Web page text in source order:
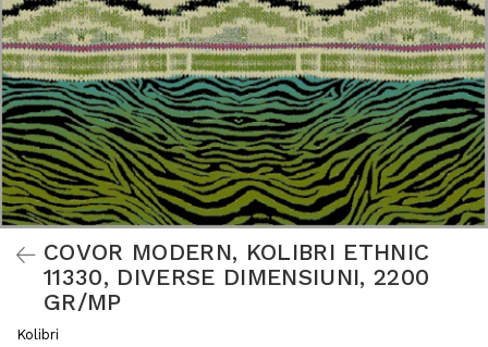
COVOR MODERN, KOLIBRI ETHNIC
11330, DIVERSE DIMENSIUNI, 2200
GR/MP
Kolibri